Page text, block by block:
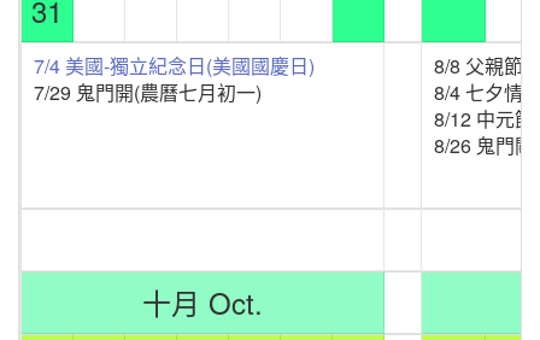
31
7/4 美國-獨立紀念日(美國國慶日)
7/29 鬼門開(農曆七月初一)
8/8 父親節
8/4 七夕情
8/12 中元
8/26 鬼門
十月 Oct.